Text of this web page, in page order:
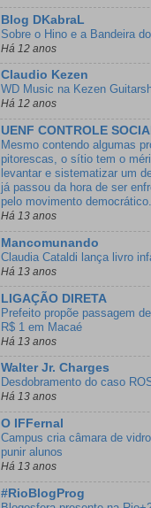
Blog DKabraL
Sobre o Hino e a Bandeira
Há 12 anos
Claudio Kezen
WD Music na Kezen
Há 12 anos
UENF CONTROLE
Mesmo contendo algumas
pitorescas, o sítio tem o
levantar e sistematizar um
já passou da hora de ser
pelo movimento democrático.
Há 13 anos
Mancomunando
Claudia Cataldi lança livro
Há 13 anos
LIGAÇÃO DIRETA
Prefeito propõe passagem
R$ 1 em Macaé
Há 13 anos
Walter Jr. Charges
Desdobramento do caso
Há 13 anos
O IFFernal
Campus cria câmara de
punir alunos
Há 13 anos
#RioBlogProg